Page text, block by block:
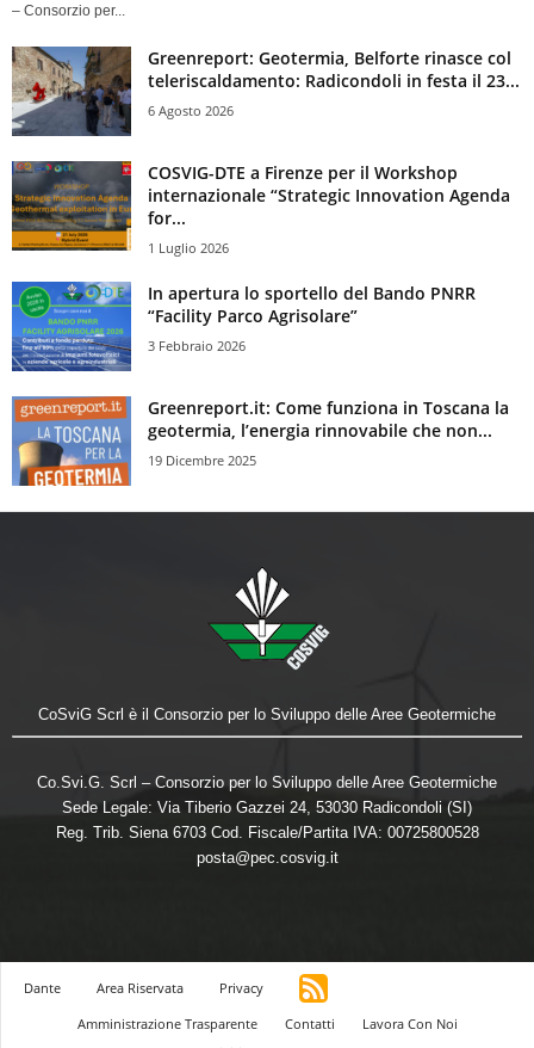
– Consorzio per...
Greenreport: Geotermia, Belforte rinasce col
teleriscaldamento: Radicondoli in festa il 23...
6 Agosto 2026
COSVIG-DTE a Firenze per il Workshop
internazionale “Strategic Innovation Agenda
for...
1 Luglio 2026
In apertura lo sportello del Bando PNRR
“Facility Parco Agrisolare”
3 Febbraio 2026
Greenreport.it: Come funziona in Toscana la
geotermia, l’energia rinnovabile che non...
19 Dicembre 2025
CoSviG Scrl è il Consorzio per lo Sviluppo delle Aree Geotermiche
Co.Svi.G. Scrl – Consorzio per lo Sviluppo delle Aree Geotermiche
Sede Legale: Via Tiberio Gazzei 24, 53030 Radicondoli (SI)
Reg. Trib. Siena 6703 Cod. Fiscale/Partita IVA: 00725800528
posta@pec.cosvig.it
Dante Area Riservata
Privacy
Amministrazione Trasparente
Contatti
Lavora Con Noi